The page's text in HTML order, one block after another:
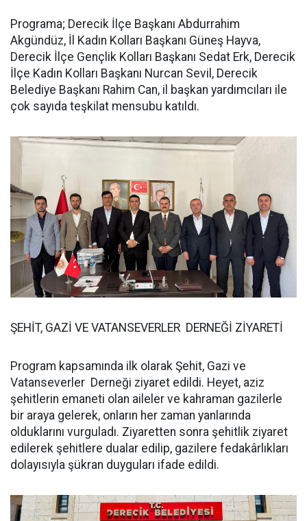
Programa; Derecik İlçe Başkanı Abdurrahim
Akgündüz, İl Kadın Kolları Başkanı Güneş Hayva,
Derecik İlçe Gençlik Kolları Başkanı Sedat Erk, Derecik
İlçe Kadın Kolları Başkanı Nurcan Sevil, Derecik
Belediye Başkanı Rahim Can, il başkan yardımcıları ile
çok sayıda teşkilat mensubu katıldı.
ŞEHİT, GAZİ VE VATANSEVERLER DERNEĞİ ZİYARETİ
Program kapsamında ilk olarak Şehit, Gazi ve
Vatanseverler Derneği ziyaret edildi. Heyet, aziz
şehitlerin emaneti olan aileler ve kahraman gazilerle
bir araya gelerek, onların her zaman yanlarında
olduklarını vurguladı. Ziyaretten sonra şehitlik ziyaret
edilerek şehitlere dualar edilip, gazilere fedakârlıkları
dolayısıyla şükran duyguları ifade edildi.